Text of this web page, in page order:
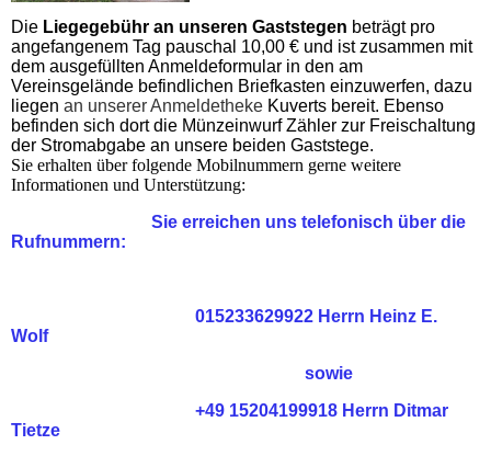
Die Liegegebühr an unseren Gaststegen beträgt pro
angefangenem Tag pauschal 10,00 € und ist zusammen mit
dem ausgefüllten Anmeldeformular in den am
Vereinsgelände befindlichen Briefkasten einzuwerfen, dazu
liegen an unserer Anmeldetheke Kuverts bereit. Ebenso
befinden sich dort die Münzeinwurf Zähler zur Freischaltung
der Stromabgabe an unsere beiden Gaststege.
Sie erhalten über folgende Mobilnummern gerne weitere
Informationen und Unterstützung:
Sie erreichen uns telefonisch über die
Rufnummern:
015233629922 Herrn Heinz E.
Wolf
sowie
+49 15204199918 Herrn Ditmar
Tietze